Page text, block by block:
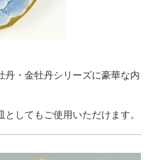
丹・金牡丹シリーズに豪華な内
してもご使用いただけます。